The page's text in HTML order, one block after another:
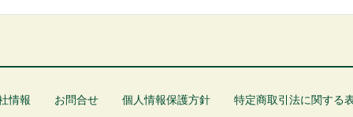
情報 お問合せ 個人情報保護方針
特定商取引法に関する